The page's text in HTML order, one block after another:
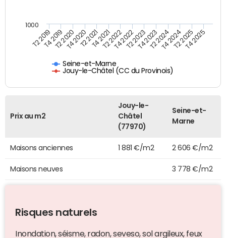
Seine-et-Marne
Jouy-le-Châtel (CC du Provinois)
T2 2019T4 2019T2 2020T4 2020T2 2021T4 2021T2 2022T4 2022T2 2023T4 2023T2 2024T4 2024T2 2025T4 2025
1000
Prix au m2
Jouy-le-
Châtel
(77970)
Seine-et-
Marne
Maisons anciennes 1 881 €/m2 2 606 €/m2
Maisons neuves 3 778 €/m2
Risques naturels
Inondation, séisme, radon, seveso, sol argileux, feux